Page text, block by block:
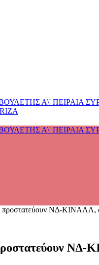
ΝΔ-ΚΙΝΑΛΛ,
ΝΔ-